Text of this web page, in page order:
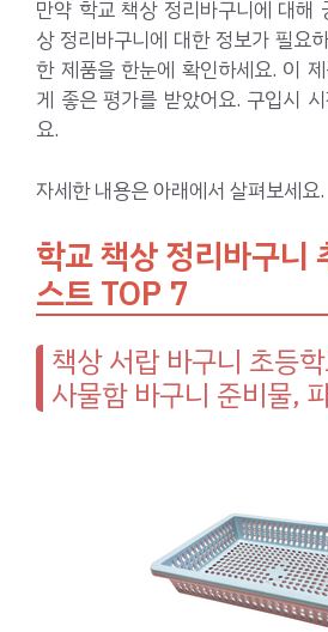
만약 학교 책상 정리바구니에 대해
상 정리바구니에 대한 정보가 필요
한 제품을 한눈에 확인하세요. 이
게 좋은 평가를 받았어요. 구입시
요.
자세한 내용은 아래에서 살펴보세요.
학교 책상 정리바구니
스트 TOP 7
책상 서랍 바구니 초등
사물함 바구니 준비물,